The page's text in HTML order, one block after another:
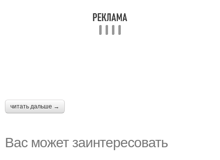
читать дальше →
Вас может заинтересовать